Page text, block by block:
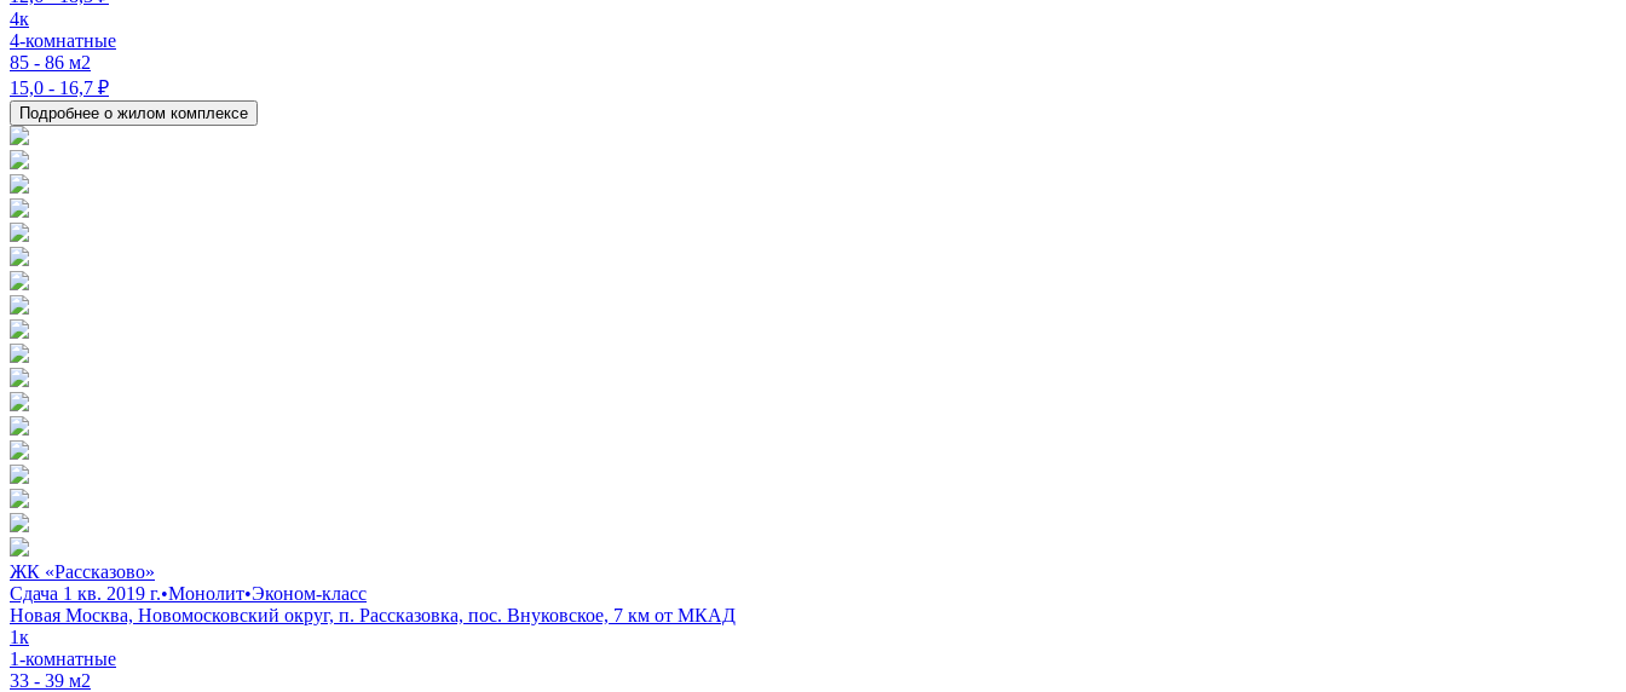
4к
4-комнатные
85 - 86 м2
15,0 - 16,7 ₽
Подробнее о жилом комплексе
ЖК «Рассказово»
Сдача 1 кв. 2019 г.•Монолит•Эконом-класс
Новая Москва, Новомосковский округ, п. Рассказовка, пос. Внуковское, 7 км от МКАД
1к
1-комнатные
33 - 39 м2